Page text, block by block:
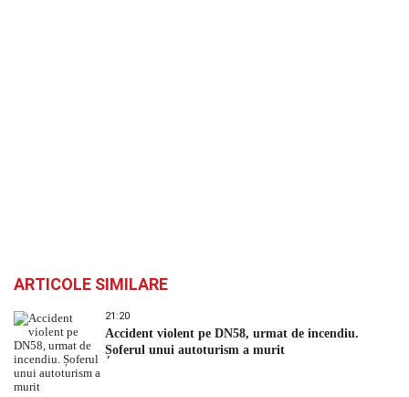
ARTICOLE SIMILARE
21:20
Accident violent pe DN58, urmat de incendiu.
Șoferul unui autoturism a murit